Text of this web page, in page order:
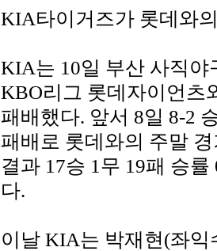
KIA타이거즈가 롯데와
KIA는 10일 부산 사직야
KBO리그 롯데자이언츠
패배했다. 앞서 8일 8-2
패배로 롯데와의 주말
결과 17승 1무 19패 승
다.
이날 KIA는 박재현(좌